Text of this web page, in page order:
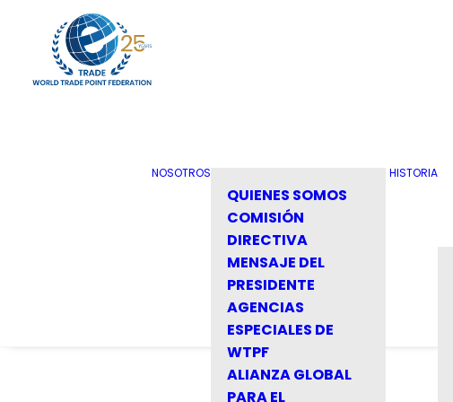
NOSOTROS
QUIENES SOMOS
COMISIÓN
DIRECTIVA
MENSAJE DEL
PRESIDENTE
AGENCIAS
ESPECIALES DE
WTPF
ALIANZA GLOBAL
PARA EL
HISTORIA